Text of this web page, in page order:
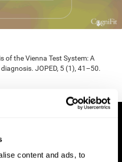
content and ads, to
of the Vienna Test System: A
JOPED, 5 (1), 41–50.